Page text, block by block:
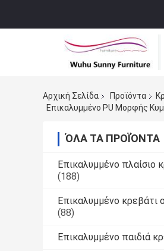
Αρχική Σελίδα
Προϊόντα
Επικαλυμμένο PU Μορφής
ΌΛΑ ΤΑ ΠΡΟΪΌΝΤΑ
Επικαλυμμένο πλαίσιο
(188)
Επικαλυμμένο κρεβάτι
(88)
Επικαλυμμένο παιδιά